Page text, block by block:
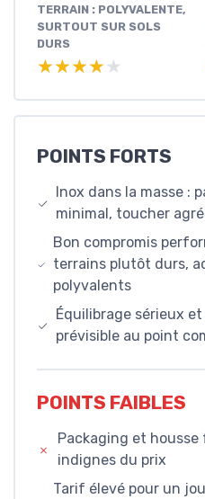
TERRAIN : POLYVALENTE,
SURTOUT SUR SOLS
DURS
★★★★★
★★★★★
POINTS FORTS
Inox dans la masse :
minimal, toucher
Bon compromis
terrains plutôt durs,
polyvalents
Équilibrage sérieux
prévisible au point
POINTS FAIBLES
Packaging et
indignes du prix
Tarif élevé pour un